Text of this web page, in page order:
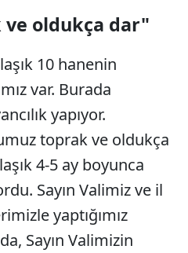
oldukça dar"
10 hanenin
var. Burada
yapıyor.
toprak ve oldukça
4-5 ay boyunca
Sayın Valimiz ve il
yaptığımız
Sayın Valimizin